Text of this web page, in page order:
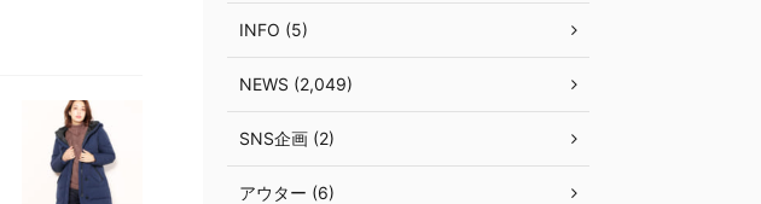
INFO (5)
NEWS (2,049)
SNS企画 (2)
アウター (6)